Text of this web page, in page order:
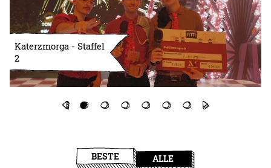
Katerzmorga - Staffel
2
BESTE ALLE